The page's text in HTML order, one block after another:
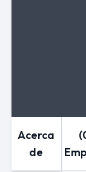
Acerca
de